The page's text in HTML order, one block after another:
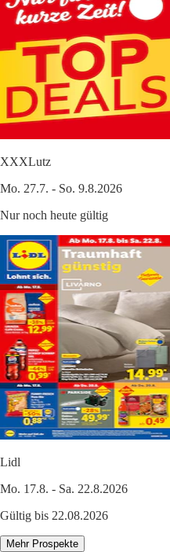
XXXLutz
Mo. 27.7. - So. 9.8.2026
Nur noch heute gültig
Lidl
Mo. 17.8. - Sa. 22.8.2026
Gültig bis 22.08.2026
Mehr Prospekte